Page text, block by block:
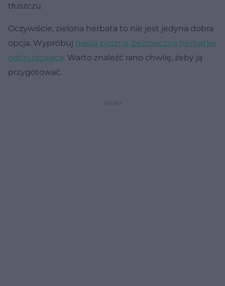
tłuszczu.
Oczywiście, zielona herbata to nie jest jedyna dobra
opcja. Wypróbuj naszą pyszną, bezpieczną herbatkę
odchudzającą. Warto znaleźć rano chwilę, żeby ją
przygotować.